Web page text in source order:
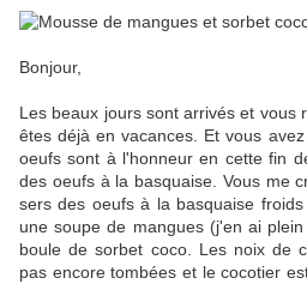
Bonjour,
Les beaux jours sont arrivés et vous
êtes déjà en vacances. Et vous
oeufs sont à l'honneur en cette fin
des oeufs à la basquaise. Vous me
sers des oeufs à la basquaise
une soupe de mangues (j'en ai
boule de sorbet coco. Les noix de
pas encore tombées et le cocotier